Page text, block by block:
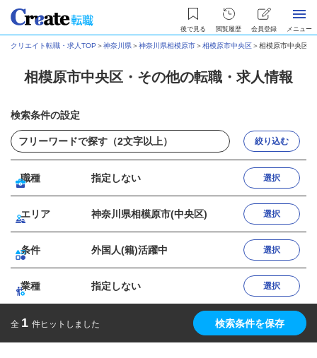
後で見る 閲覧履歴 会員登録 メニュー
クリエイト転職・求人TOP ＞神奈川県＞神奈川県相模原市＞相模原市中央区＞相模原市中央区
相模原市中央区・その他の転職・求人情報
検索条件の設定
絞り込む
職種 指定しない 選択
エリア 神奈川県相模原市(中央区) 選択
条件 外国人(籍)活躍中 選択
業種 指定しない 選択
全 1 件ヒットしました 検索条件を保存